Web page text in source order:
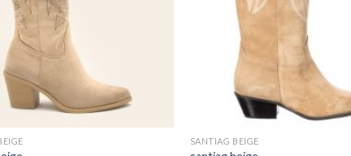
SANTIAG BEIGE